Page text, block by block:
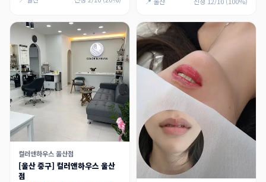
컬러앤하우스 울산점
[울산 중구] 컬러앤하우스 울산
점